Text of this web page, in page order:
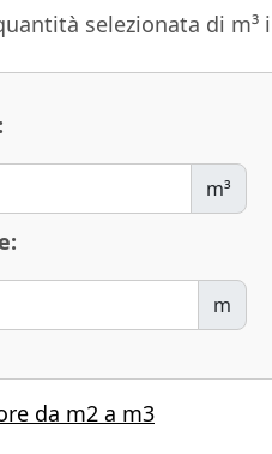
selezionata di m³
m³
m
da m2 a m3